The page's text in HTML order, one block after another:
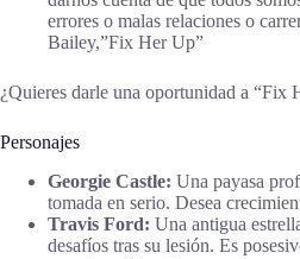
errores o malas relaciones o
Bailey,”Fix Her Up”
¿Quieres darle una oportunidad a “Fix
Personajes
Georgie Castle: Una payasa
tomada en serio. Desea
Travis Ford: Una antigua
desafíos tras su lesión. Es